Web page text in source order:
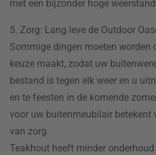
met een bijzonder hoge
5. Zorg: Lang leve de Outdoor
Sommige dingen moeten worden
keuze maakt, zodat uw
bestand is tegen elk weer en u
en te feesten in de komende
voor uw buitenmeubilair betekent
van zorg.
Teakhout heeft minder